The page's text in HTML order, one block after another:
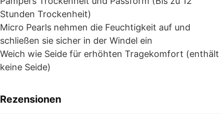
Stunden Trockenheit)
Micro Pearls nehmen die Feuchtigkeit auf und
schließen sie sicher in der Windel ein
Weich wie Seide für erhöhten Tragekomfort (enthält
keine Seide)
Rezensionen